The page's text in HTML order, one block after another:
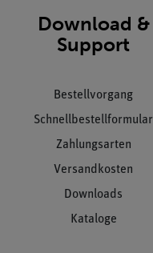
Download &
Support
Bestellvorgang
Schnellbestellformular
Zahlungsarten
Versandkosten
Downloads
Kataloge